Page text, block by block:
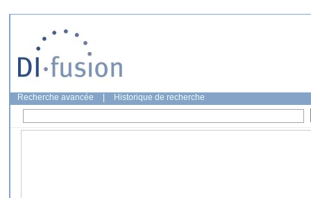
Recherche avancée Historique de recherche